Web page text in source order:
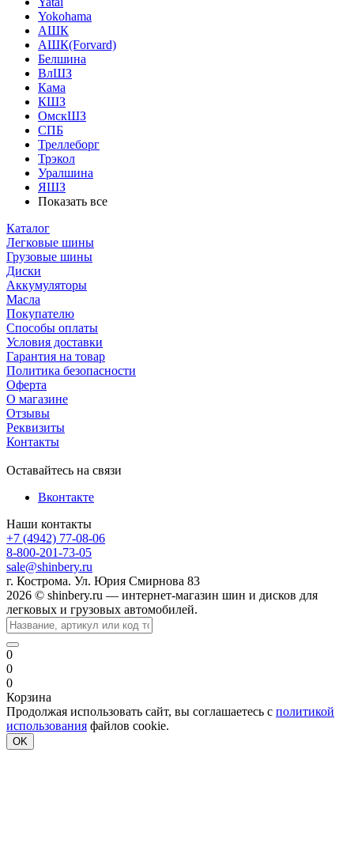
Yokohama
АШК
АШК(Forvard)
Белшина
ВлШЗ
Кама
КШЗ
ОмскШЗ
СПБ
Треллеборг
Трэкол
Уралшина
ЯШЗ
Показать все
Каталог
Легковые шины
Грузовые шины
Диски
Аккумуляторы
Масла
Покупателю
Способы оплаты
Условия доставки
Гарантия на товар
Политика безопасности
Оферта
О магазине
Отзывы
Реквизиты
Контакты
Оставайтесь на связи
Вконтакте
Наши контакты
+7 (4942) 77-08-06
8-800-201-73-05
sale@shinbery.ru
г. Кострома. Ул. Юрия Смирнова 83
2026 © shinbery.ru — интернет-магазин шин и дисков для
легковых и грузовых автомобилей.
0
0
0
Корзина
Продолжая использовать сайт, вы соглашаетесь с политикой
использования файлов cookie.
OK